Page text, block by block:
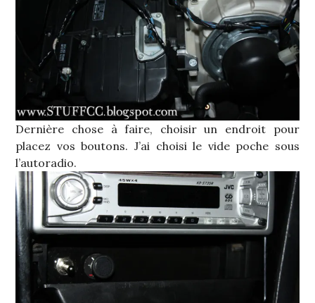
Dernière chose à faire, choisir un endroit pour
placez vos boutons. J’ai choisi le vide poche sous
l’autoradio.